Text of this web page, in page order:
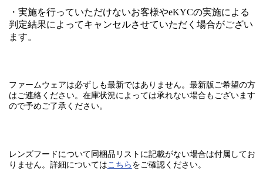
・実施を行っていただけないお客様やeKYCの実施による
判定結果によってキャンセルさせていただく場合がござい
ます。
ファームウェアは必ずしも最新ではありません。最新版ご希望の方
はご連絡ください。在庫状況によっては承れない場合もございます
ので予めご了承ください。
レンズフードについて同梱品リストに記載がない場合は付属してお
りません。 詳細についてはこちら をご確認ください。